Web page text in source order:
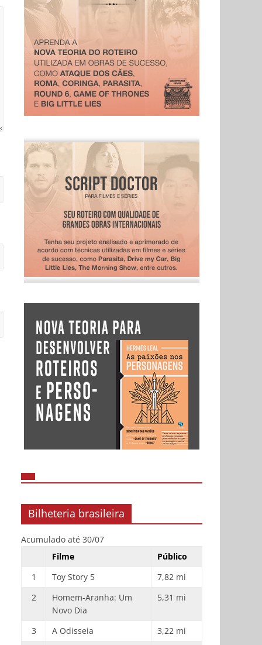
Bilheteria brasileira
Acumulado até 30/07
Filme
Público
1
Toy Story 5
7,82 mi
2
Homem-Aranha: Um
Novo Dia
5,31 mi
3 A Odisseia
3,22 mi